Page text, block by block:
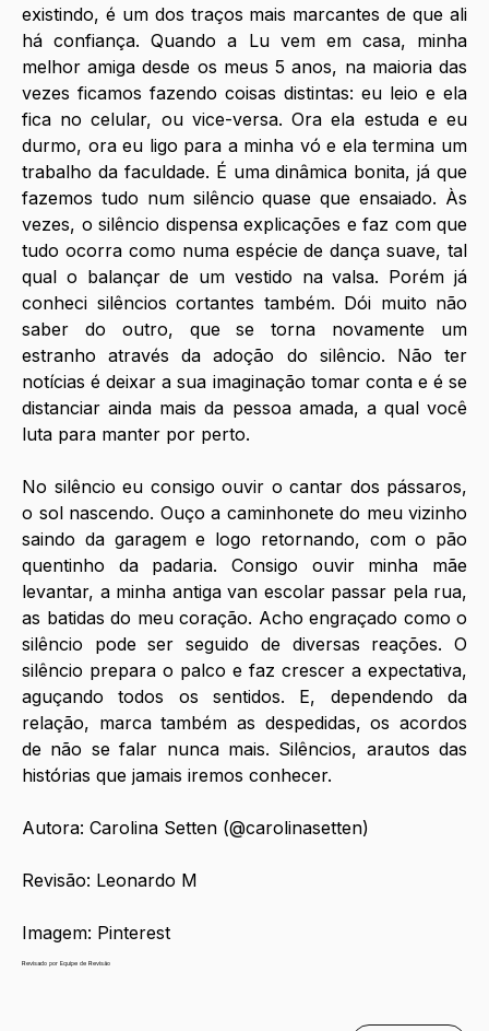
existindo, é um dos traços mais marcantes de que ali
há confiança. Quando a Lu vem em casa, minha
melhor amiga desde os meus 5 anos, na maioria das
vezes ficamos fazendo coisas distintas: eu leio e ela
fica no celular, ou vice-versa. Ora ela estuda e eu
durmo, ora eu ligo para a minha vó e ela termina um
trabalho da faculdade. É uma dinâmica bonita, já que
fazemos tudo num silêncio quase que ensaiado. Às
vezes, o silêncio dispensa explicações e faz com que
tudo ocorra como numa espécie de dança suave, tal
qual o balançar de um vestido na valsa. Porém já
conheci silêncios cortantes também. Dói muito não
saber do outro, que se torna novamente um
estranho através da adoção do silêncio. Não ter
notícias é deixar a sua imaginação tomar conta e é se
distanciar ainda mais da pessoa amada, a qual você
luta para manter por perto.
No silêncio eu consigo ouvir o cantar dos pássaros,
o sol nascendo. Ouço a caminhonete do meu vizinho
saindo da garagem e logo retornando, com o pão
quentinho da padaria. Consigo ouvir minha mãe
levantar, a minha antiga van escolar passar pela rua,
as batidas do meu coração. Acho engraçado como o
silêncio pode ser seguido de diversas reações. O
silêncio prepara o palco e faz crescer a expectativa,
aguçando todos os sentidos. E, dependendo da
relação, marca também as despedidas, os acordos
de não se falar nunca mais. Silêncios, arautos das
histórias que jamais iremos conhecer.
Autora: Carolina Setten (@carolinasetten)
Revisão: Leonardo M
Imagem: Pinterest
Revisado por Equipe de Revisão